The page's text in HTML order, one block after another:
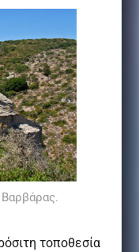
τοποθεσία